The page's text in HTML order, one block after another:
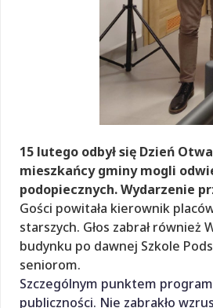
15 lutego odbył się Dzień
mieszkańcy gminy mogli
podopiecznych. Wydarzenie
Gości powitała kierownik
starszych. Głos zabrał
budynku po dawnej Szkole
seniorom.
Szczególnym punktem
publiczności. Nie zabrakło